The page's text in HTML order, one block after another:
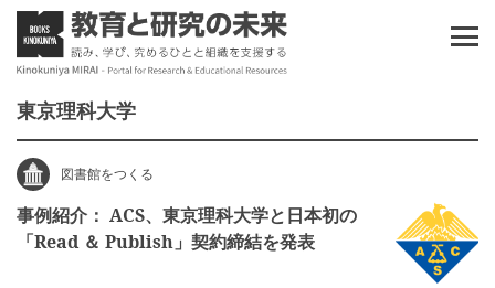
東京理科大学
図書館をつくる
事例紹介： ACS、東京理科大学と日本初の
「Read ＆ Publish」契約締結を発表